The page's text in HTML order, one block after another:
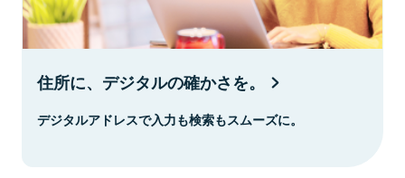
住所に、デジタルの確かさを。
デジタルアドレスで入力も検索もスムーズに。